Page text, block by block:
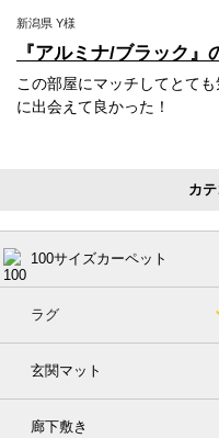
新潟県 Y様
『アルミナ/ブラック
この部屋にマッチしてとて
に出会えて良かった！
カ
100サイズカーペット
ラグ
玄関マット
廊下敷き